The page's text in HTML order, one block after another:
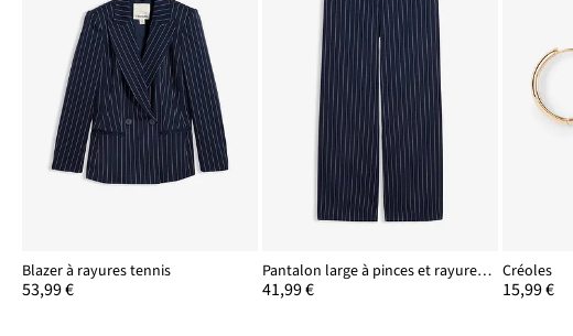
Blazer à rayures tennis
53,99 €
Pantalon large à pinces et rayures tennis
41,99 €
Créoles
15,99 €